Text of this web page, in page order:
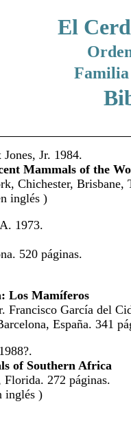
El
Jr. 1984.
Mammals of the
Chichester, Brisbane,
inglés )
1973.
520 páginas.
Los Mamíferos
Francisco García del
España. 341
of Southern Africa
272 páginas.
inglés )